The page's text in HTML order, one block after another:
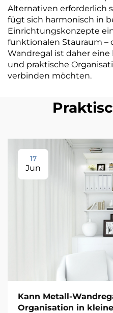
Alternativen erforderlich
fügt sich harmonisch in
Einrichtungskonzepte
funktionalen Stauraum –
Wandregal ist daher eine
und praktische
verbinden möchten.
17
Jun
Kann Metall-
Organisation in